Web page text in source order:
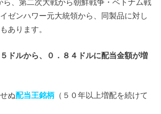
ゼンハワー元大統領から、同製品に対し
あります。
ドルから、０．８４ドルに配当金額が増
ぬ配当王銘柄 （５０年以上増配を続けて